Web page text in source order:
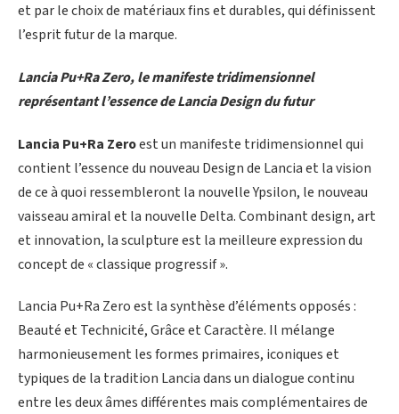
et par le choix de matériaux fins et durables, qui définissent
l’esprit futur de la marque.
Lancia Pu+Ra Zero, le manifeste tridimensionnel
représentant l’essence de Lancia Design du futur
Lancia Pu+Ra Zeroest un manifeste tridimensionnel qui
contient l’essence du nouveau Design de Lancia et la vision
de ce à quoi ressembleront la nouvelle Ypsilon, le nouveau
vaisseau amiral et la nouvelle Delta. Combinant design, art
et innovation, la sculpture est la meilleure expression du
concept de « classique progressif ».
Lancia Pu+Ra Zero est la synthèse d’éléments opposés :
Beauté et Technicité, Grâce et Caractère. Il mélange
harmonieusement les formes primaires, iconiques et
typiques de la tradition Lancia dans un dialogue continu
entre les deux âmes différentes mais complémentaires de